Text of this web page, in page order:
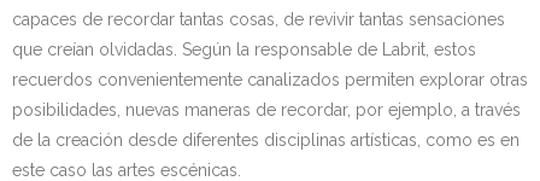
capaces de recordar tantas cosas, de revivir tantas sensaciones
que creían olvidadas. Según la responsable de Labrit, estos
recuerdos convenientemente canalizados permiten explorar otras
posibilidades, nuevas maneras de recordar, por ejemplo, a través
de la creación desde diferentes disciplinas artísticas, como es en
este caso las artes escénicas.